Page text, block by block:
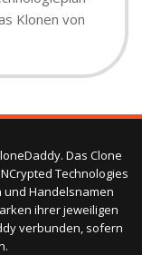
Klonen von
Das Clone
Technologies
und Handelsnamen
ihrer jeweiligen
verbunden, sofern